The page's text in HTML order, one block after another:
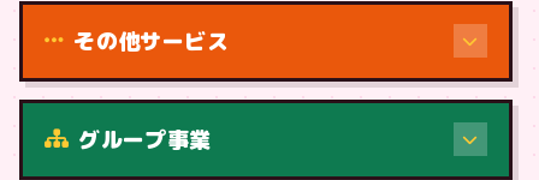
その他サービス
グループ事業